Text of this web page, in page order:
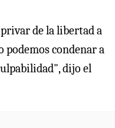
de la libertad a
podemos condenar a
dijo el